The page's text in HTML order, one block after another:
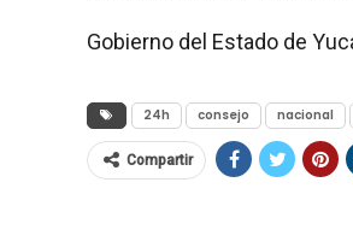
Gobierno del Estado de
24h consejo nacional
Compartir